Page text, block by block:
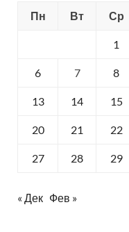
Пн
Вт Ср
1
6 7 8
13 14 15
20 21 22
27 28 29
« Дек Фев »